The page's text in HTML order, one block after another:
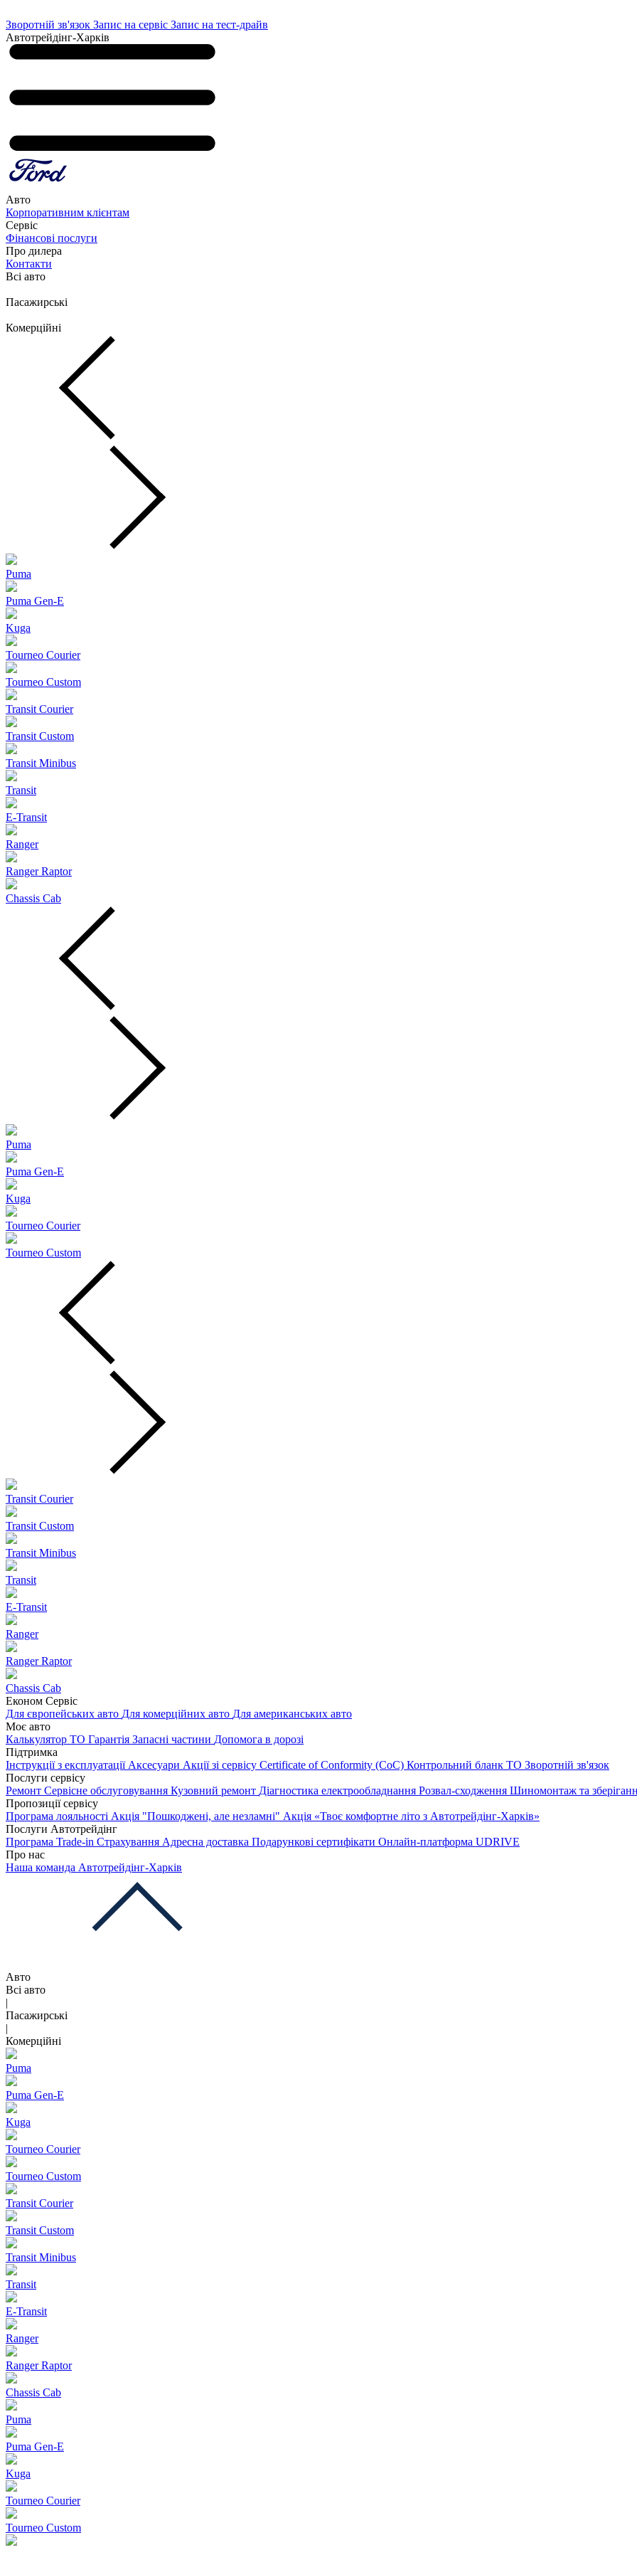
Зворотній зв'язок Запис на сервіс Запис на тест-драйв
Автотрейдінг-Харків
Авто
Корпоративним клієнтам
Сервіс
Фінансові послуги
Про дилера
Контакти
Всі авто
Пасажирські
Комерційні
Puma
Puma Gen‑E
Kuga
Tourneo Courier
Tourneo Custom
Transit Courier
Transit Custom
Transit Minibus
Transit
E-Transit
Ranger
Ranger Raptor
Chassis Cab
Puma
Puma Gen‑E
Kuga
Tourneo Courier
Tourneo Custom
Transit Courier
Transit Custom
Transit Minibus
Transit
E-Transit
Ranger
Ranger Raptor
Chassis Cab
Економ Сервіс
Для європейських авто Для комерційних авто Для американських авто
Моє авто
Калькулятор ТО Гарантія Запасні частини Допомога в дорозі
Підтримка
Інструкції з експлуатації Аксесуари Акції зі сервісу Certificate of Conformity (CoC) Контрольний бланк ТО Зворотній зв'язок
Послуги сервісу
Ремонт Сервісне обслуговування Кузовний ремонт Діагностика електрообладнання Розвал-сходження Шиномонтаж та
Пропозиції сервісу
Програма лояльності Акція "Пошкоджені, але незламні" Акція «Твоє комфортне літо з Автотрейдінг-Харків»
Послуги Автотрейдінг
Програма Trade-in Страхування Адресна доставка Подарункові сертифікати Онлайн-платформа UDRIVE
Про нас
Наша команда Автотрейдінг-Харків
Авто
Всі авто
|
Пасажирські
|
Комерційні
Puma
Puma Gen‑E
Kuga
Tourneo Courier
Tourneo Custom
Transit Courier
Transit Custom
Transit Minibus
Transit
E-Transit
Ranger
Ranger Raptor
Chassis Cab
Puma
Puma Gen‑E
Kuga
Tourneo Courier
Tourneo Custom